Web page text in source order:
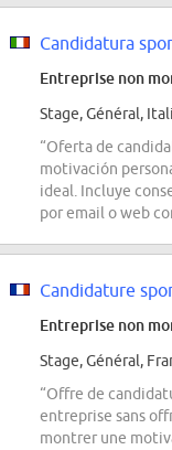
Candidatura
Entreprise non
Stage, Général,
“Oferta de
motivación
ideal. Incluye
por email o web
Candidature
Entreprise non
Stage, Général,
“Offre de
entreprise sans
montrer une